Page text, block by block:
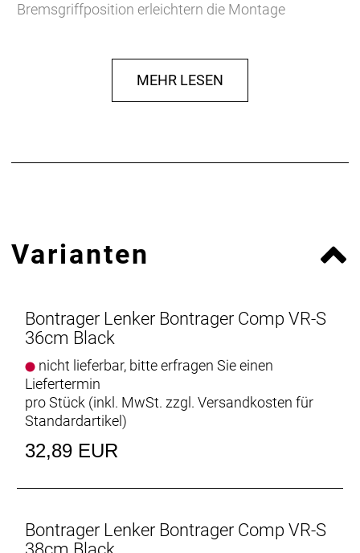
Bremsgriffposition erleichtern die Montage
MEHR LESEN
Varianten
Bontrager Lenker Bontrager Comp VR-S
36cm Black
nicht lieferbar, bitte erfragen Sie einen
Liefertermin
pro Stück (inkl. MwSt. zzgl. Versandkosten für
Standardartikel)
32,89 EUR
Bontrager Lenker Bontrager Comp VR-S